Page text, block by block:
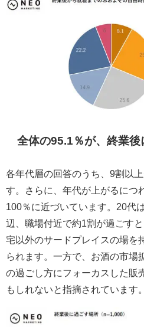
全体の95.1％が、終業後
各年代層の回答のうち、9割以
す。さらに、年代が上がるにつ
100％に近づいています。20代
辺、職場付近で約1割が過ごす
宅以外のサードプレイスの場を
られます。一方で、お酒の市場
の過ごし方にフォーカスした販
もしれないと指摘されています。